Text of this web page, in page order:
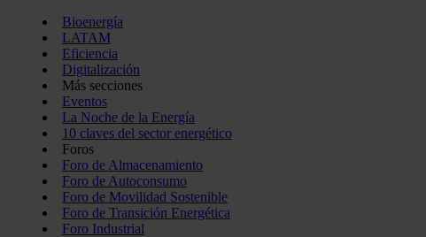
Bioenergía
LATAM
Eficiencia
Digitalización
Más secciones
Eventos
La Noche de la Energía
10 claves del sector energético
Foros
Foro de Almacenamiento
Foro de Autoconsumo
Foro de Movilidad Sostenible
Foro de Transición Energética
Foro Industrial